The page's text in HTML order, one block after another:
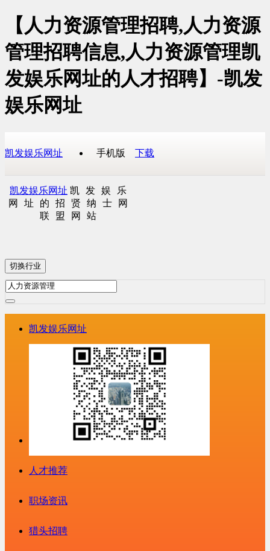
【人力资源管理招聘,人力资源
管理招聘信息,人力资源管理凯
发娱乐网址的人才招聘】-凯发
娱乐网址
凯发娱乐网址 手机版 下载
凯发娱乐网址 凯发娱乐
网址的招贤纳士网
联盟网站
切换行业
凯发娱乐网址
人才推荐
职场资讯
猎头招聘